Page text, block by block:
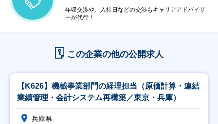
年収交渉や、入社日などの交渉もキャリアアドバイザ
ーが代行！
この企業の他の公開求人
【K626】機械事業部門の経理担当（原価計算・連結
業績管理・会計システム再構築／東京・兵庫）
兵庫県